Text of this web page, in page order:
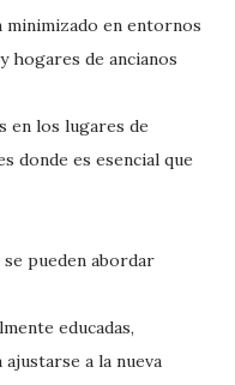
en entornos
hogares de ancianos
en los lugares de
donde es esencial que
pueden abordar
educadas,
a la nueva